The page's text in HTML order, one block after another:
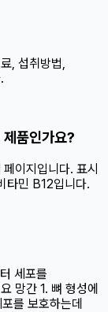
, 섭취방법,
품인가요?
이지입니다. 표시
타민 B12입니다.
세포를
망간 1. 뼈 형성에
를 보호하는데